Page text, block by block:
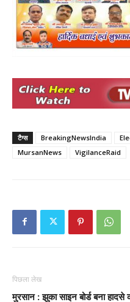
टैग्स BreakingNewsIndia
MursanNews
VigilanceRaid
पिछला लेख
मुरसान : झुका साइन बोर्ड बना हादसे